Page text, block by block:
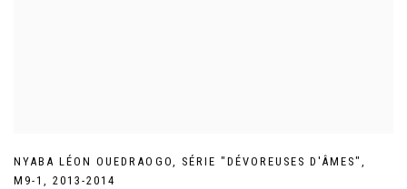
NYABA LÉON OUEDRAOGO, SÉRIE "DÉVOREUSES D'ÂMES",
M9-1,2013-2014